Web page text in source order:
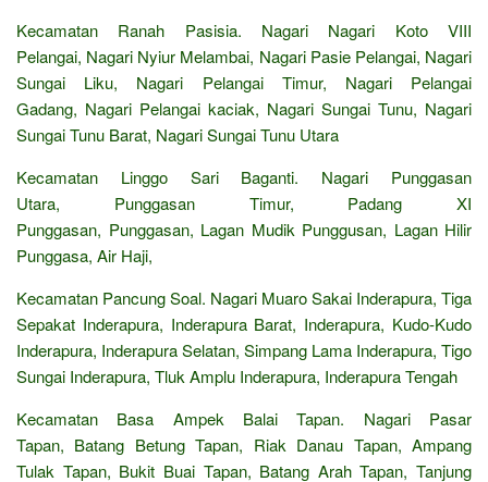
Kecamatan Ranah Pasisia. Nagari Nagari Koto VIII
Pelangai, Nagari Nyiur Melambai, Nagari Pasie Pelangai, Nagari
Sungai Liku, Nagari Pelangai Timur, Nagari Pelangai
Gadang, Nagari Pelangai kaciak, Nagari Sungai Tunu, Nagari
Sungai Tunu Barat, Nagari Sungai Tunu Utara
Kecamatan Linggo Sari Baganti. Nagari Punggasan
Utara, Punggasan Timur, Padang XI
Punggasan, Punggasan, Lagan Mudik Punggusan, Lagan Hilir
Punggasa, Air Haji,
Kecamatan Pancung Soal. Nagari Muaro Sakai Inderapura, Tiga
Sepakat Inderapura, Inderapura Barat, Inderapura, Kudo-Kudo
Inderapura, Inderapura Selatan, Simpang Lama Inderapura, Tigo
Sungai Inderapura, Tluk Amplu Inderapura, Inderapura Tengah
Kecamatan Basa Ampek Balai Tapan. Nagari Pasar
Tapan, Batang Betung Tapan, Riak Danau Tapan, Ampang
Tulak Tapan, Bukit Buai Tapan, Batang Arah Tapan, Tanjung